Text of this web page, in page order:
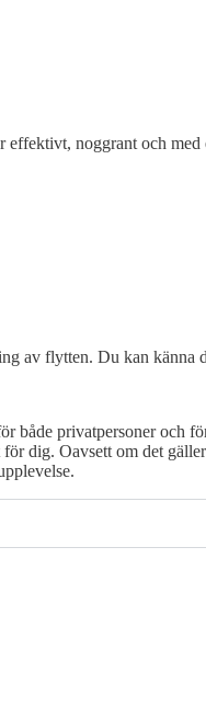
noggrant och
av flytten. Du kan
privatpersoner och
för dig. Oavsett om det